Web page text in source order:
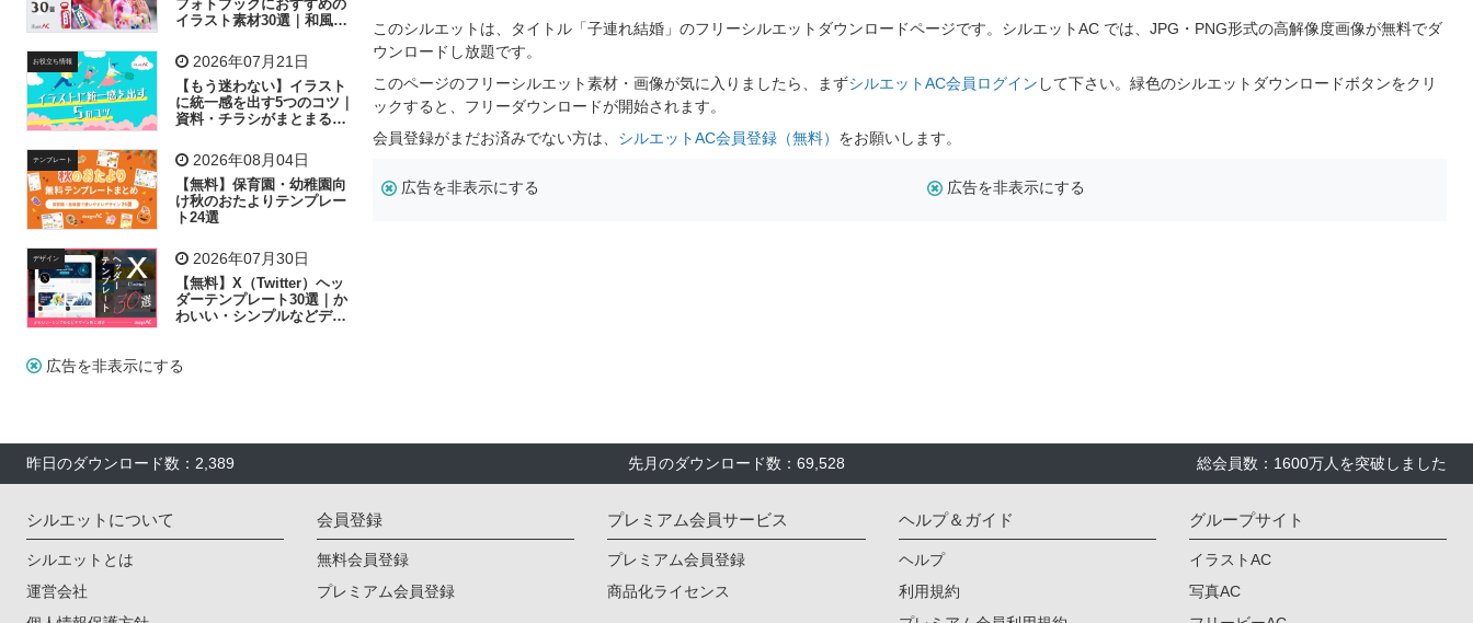
子供 作業員 相談 ピクトグラム
フォトブックにおすすめの
イラスト素材30選｜和風の
お役立ち情報 2026年07月21日
【もう迷わない】イラスト
に統一感を出す5つのコツ｜
資料・チラシがまとまるフ
テンプレート 2026年08月04日
【無料】保育園・幼稚園向
け秋のおたよりテンプレー
ト24選
デザイン 2026年07月30日
【無料】X（Twitter）ヘッ
ダーテンプレート30選｜か
わいい・シンプルなどデザ
広告を非表示にする
このシルエットは、タイトル「子連れ結婚」のフリーシルエットダウンロードページです。シルエットAC では、JPG・PNG形式の高解像度画像が無料でダ
ウンロードし放題です。
このページのフリーシルエット素材・画像が気に入りましたら、まずシルエットAC会員ログイン して下さい。緑色のシルエットダウンロードボタンをクリ
ックすると、フリーダウンロードが開始されます。
会員登録がまだお済みでない方は、 シルエットAC会員登録（無料） をお願いします。
広告を非表示にする 広告を非表示にする
昨日のダウンロード数：2,389 先月のダウンロード数：69,528 総会員数：1600万人を突破しました
シルエットについて
シルエットとは
運営会社
会員登録
無料会員登録
プレミアム会員登録
プレミアム会員サービス
プレミアム会員登録
商品化ライセンス
ヘルプ＆ガイド
ヘルプ
利用規約
グループサイト
イラストAC
写真AC